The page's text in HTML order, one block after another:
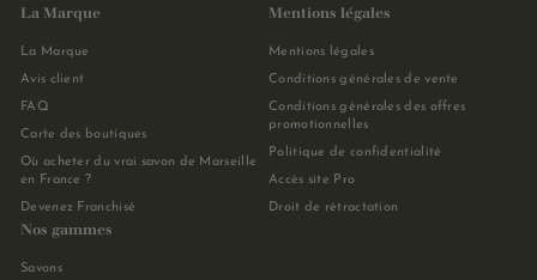
La Marque
La Marque
Avis client
FAQ
Carte des boutiques
Où acheter du vrai savon de Marseille
en France ?
Devenez Franchisé
Mentions légales
Mentions légales
Conditions générales de vente
Conditions générales des offres
promotionnelles
Politique de confidentialité
Accès site Pro
Droit de rétractation
Nos gammes
Savons